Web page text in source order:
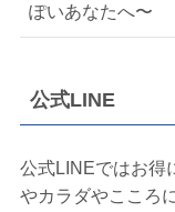
ぽいあなたへ〜
公式LINE
公式LINEではお得
やカラダやこころ